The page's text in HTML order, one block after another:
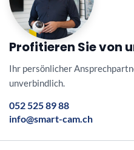
Profitieren Sie von
Ihr persönlicher
unverbindlich.
052 525 89 88
info@smart-cam.ch